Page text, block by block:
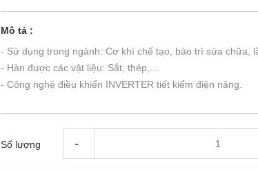
Mô tả :
- Sử dụng trong ngành: Cơ khí chế tạo, bảo trì sửa chữa,
- Hàn được các vật liệu: Sắt, thép,...
- Công nghệ điều khiển INVERTER tiết kiểm điện năng.
Số lượng -